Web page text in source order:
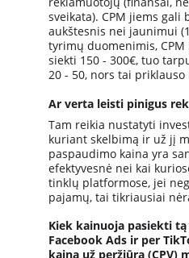
sveikata). CPM jiems gali
aukštesnis nei jaunimui
tyrimų duomenimis,
siekti 150 - 300€, tuo
20 - 50, nors tai priklauso
Ar verta leisti pinigus
Tam reikia nustatyti
kuriant skelbimą ir už jį
paspaudimo kaina yra
efektyvesnė nei kai
tinklų platformose, jei
pajamų, tai tikriausiai
Kiek kainuoja pasiekti
Facebook Ads ir per
kaina už peržiūrą (CPV)